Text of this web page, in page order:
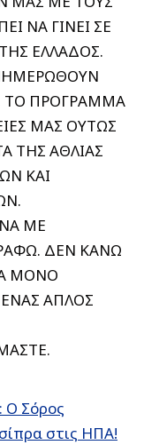
ΝΑ ΓΙΝΕΙ ΣΕ
ΕΛΛΑΔΟΣ.
ΤΟ ΠΡΟΓΡΑΜΜΑ
ΜΑΣ ΟΥΤΩΣ
ΤΗΣ ΑΘΛΙΑΣ
ΚΑΙ
ΜΕ
ΔΕΝ ΚΑΝΩ
ΜΟΝΟ
ΑΠΛΟΣ
Ο Σόρος
στις ΗΠΑ!